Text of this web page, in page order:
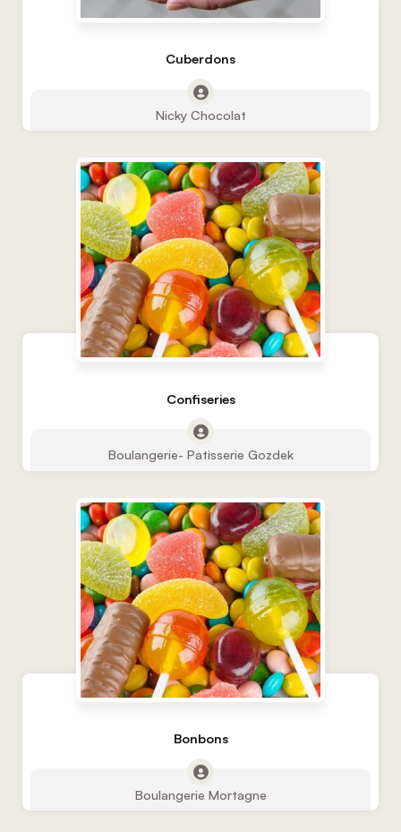
Cuberdons
Nicky Chocolat
Confiseries
Boulangerie- Patisserie Gozdek
Bonbons
Boulangerie Mortagne